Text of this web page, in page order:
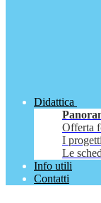
Didattica
Offerta
I
Le
Info utili
Contatti